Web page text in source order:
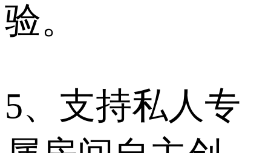
验。
5、支持私人专